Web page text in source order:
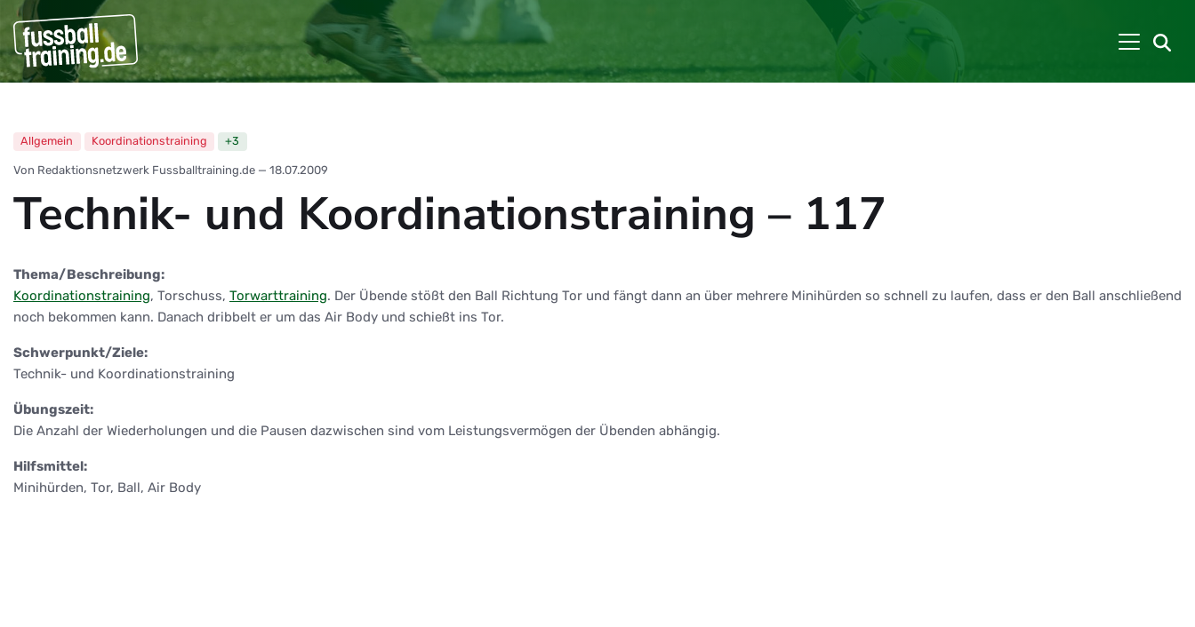
Allgemein Koordinationstraining +3
Von Redaktionsnetzwerk Fussballtraining.de — 18.07.2009
Technik- und Koordinationstraining – 117
Thema/Beschreibung:
Koordinationstraining, Torschuss, Torwarttraining. Der Übende stößt den Ball Richtung Tor und fängt dann an über mehrere Minihürden so schnell zu laufen, dass er den Ball anschließend
noch bekommen kann. Danach dribbelt er um das Air Body und schießt ins Tor.
Schwerpunkt/Ziele:
Technik- und Koordinationstraining
Übungszeit:
Die Anzahl der Wiederholungen und die Pausen dazwischen sind vom Leistungsvermögen der Übenden abhängig.
Hilfsmittel:
Minihürden, Tor, Ball, Air Body